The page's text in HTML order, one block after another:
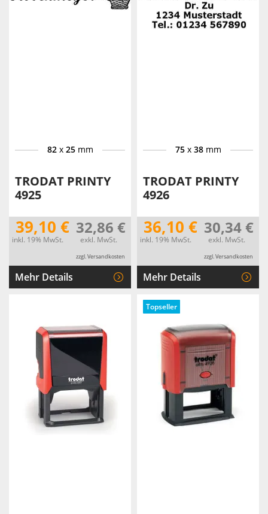
82x 25mm
TRODAT PRINTY
4925
39,10 €
inkl. 19% MwSt.
32,86 €
exkl. MwSt.
zzgl. Versandkosten
Mehr Details
75x 38mm
TRODAT PRINTY
4926
36,10 €
inkl. 19% MwSt.
30,34 €
exkl. MwSt.
zzgl. Versandkosten
Mehr Details
Topseller